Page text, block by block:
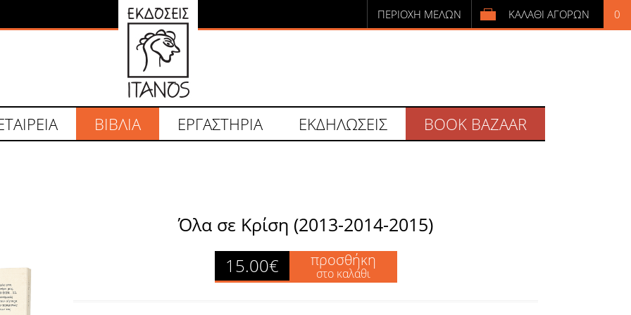
0
ΚΑΛΑΘΙ ΑΓΟΡΩΝ
ΠΕΡΙΟΧΗ ΜΕΛΩΝ
ΕΓΓΡΑΦΗ
BΙΒΛΙΑ ΕΡΓΑΣΤΗΡΙΑ ΕΚΔΗΛΩΣΕΙΣ BOOK BAZAAR
Όλα σε Κρίση (2013-2014-2015)
15.00€ προσθήκη
στο καλάθι